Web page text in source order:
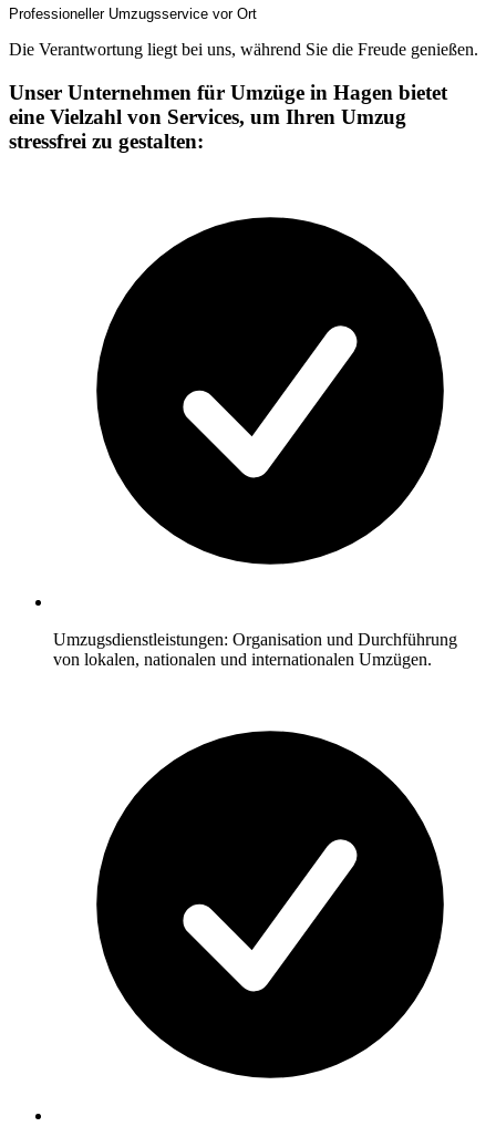
Professioneller Umzugsservice vor Ort
Die Verantwortung liegt bei uns, während Sie die Freude genießen.
Unser Unternehmen für Umzüge in Hagen bietet
eine Vielzahl von Services, um Ihren Umzug
stressfrei zu gestalten:
Umzugsdienstleistungen: Organisation und Durchführung
von lokalen, nationalen und internationalen Umzügen.